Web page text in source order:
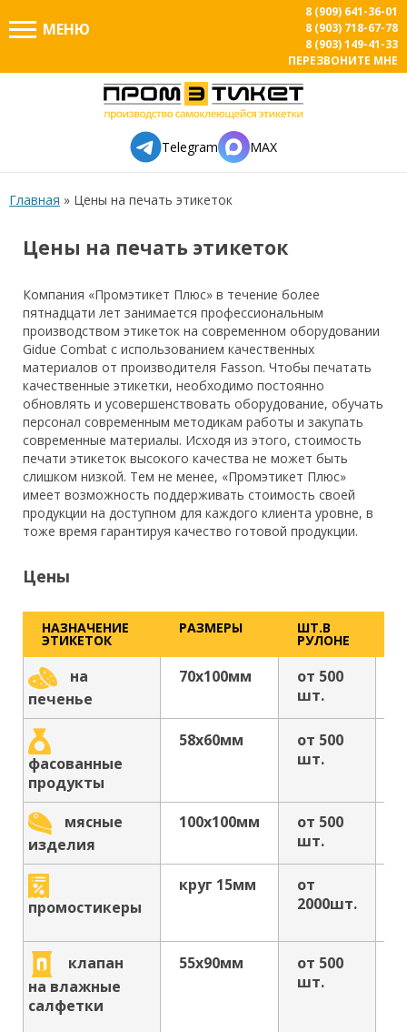
МЕНЮ
8 (909) 641-36-01
8 (903) 718-67-78
8 (903) 149-41-33
ПЕРЕЗВОНИТЕ МНЕ
Telegram MAX
Главная » Цены на печать этикеток
Цены на печать этикеток
Компания «Промэтикет Плюс» в течение более
пятнадцати лет занимается профессиональным
производством этикеток на современном оборудовании
Gidue Combat с использованием качественных
материалов от производителя Fasson. Чтобы печатать
качественные этикетки, необходимо постоянно
обновлять и усовершенствовать оборудование, обучать
персонал современным методикам работы и закупать
современные материалы. Исходя из этого, стоимость
печати этикеток высокого качества не может быть
слишком низкой. Тем не менее, «Промэтикет Плюс»
имеет возможность поддерживать стоимость своей
продукции на доступном для каждого клиента уровне, в
тоже время гарантируя качество готовой продукции.
Цены
НАЗНАЧЕНИЕ
ЭТИКЕТОК
РАЗМЕРЫ ШТ.В
РУЛОНЕ
на
печенье
70х100мм
от 500
шт.
фасованные
продукты
58х60мм
от 500
шт.
мясные
изделия
100х100мм
от 500
шт.
промостикеры
круг 15мм
от
2000шт.
клапан
на влажные
салфетки
55х90мм
от 500
шт.